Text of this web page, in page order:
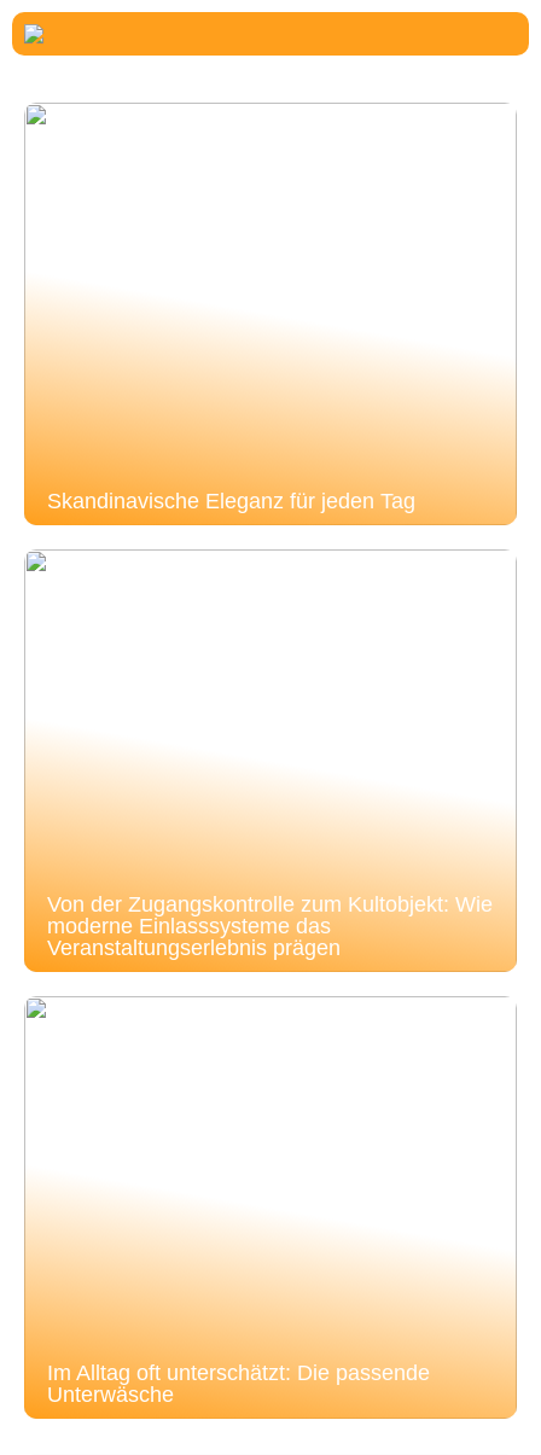
Skandinavische Eleganz für jeden Tag
Von der Zugangskontrolle zum Kultobjekt: Wie
moderne Einlasssysteme das
Veranstaltungserlebnis prägen
Im Alltag oft unterschätzt: Die passende
Unterwäsche